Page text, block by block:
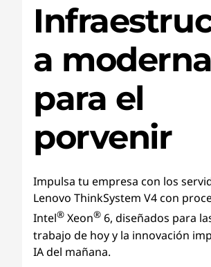
a moderna
para el
porvenir
Impulsa tu empresa con los
Lenovo ThinkSystem V4 con
Intel® Xeon® 6, diseñados para
trabajo de hoy y la innovación
IA del mañana.